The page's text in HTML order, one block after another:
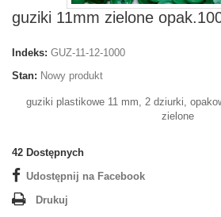
guziki 11mm zielone
Indeks: GUZ-11-12-1000
Stan: Nowy produkt
guziki plastikowe 11 mm, 2 dziurki,
zielone
42 Dostępnych
Udostępnij na Facebook
Drukuj